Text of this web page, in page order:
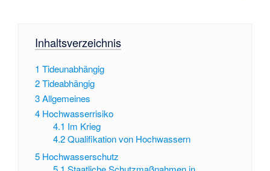
Inhaltsverzeichnis
1 Tideunabhängig
2Tideabhängig
3Allgemeines
4 Hochwasserrisiko
4.1 Im Krieg
4.2 Qualifikation von Hochwassern
5 Hochwasserschutz